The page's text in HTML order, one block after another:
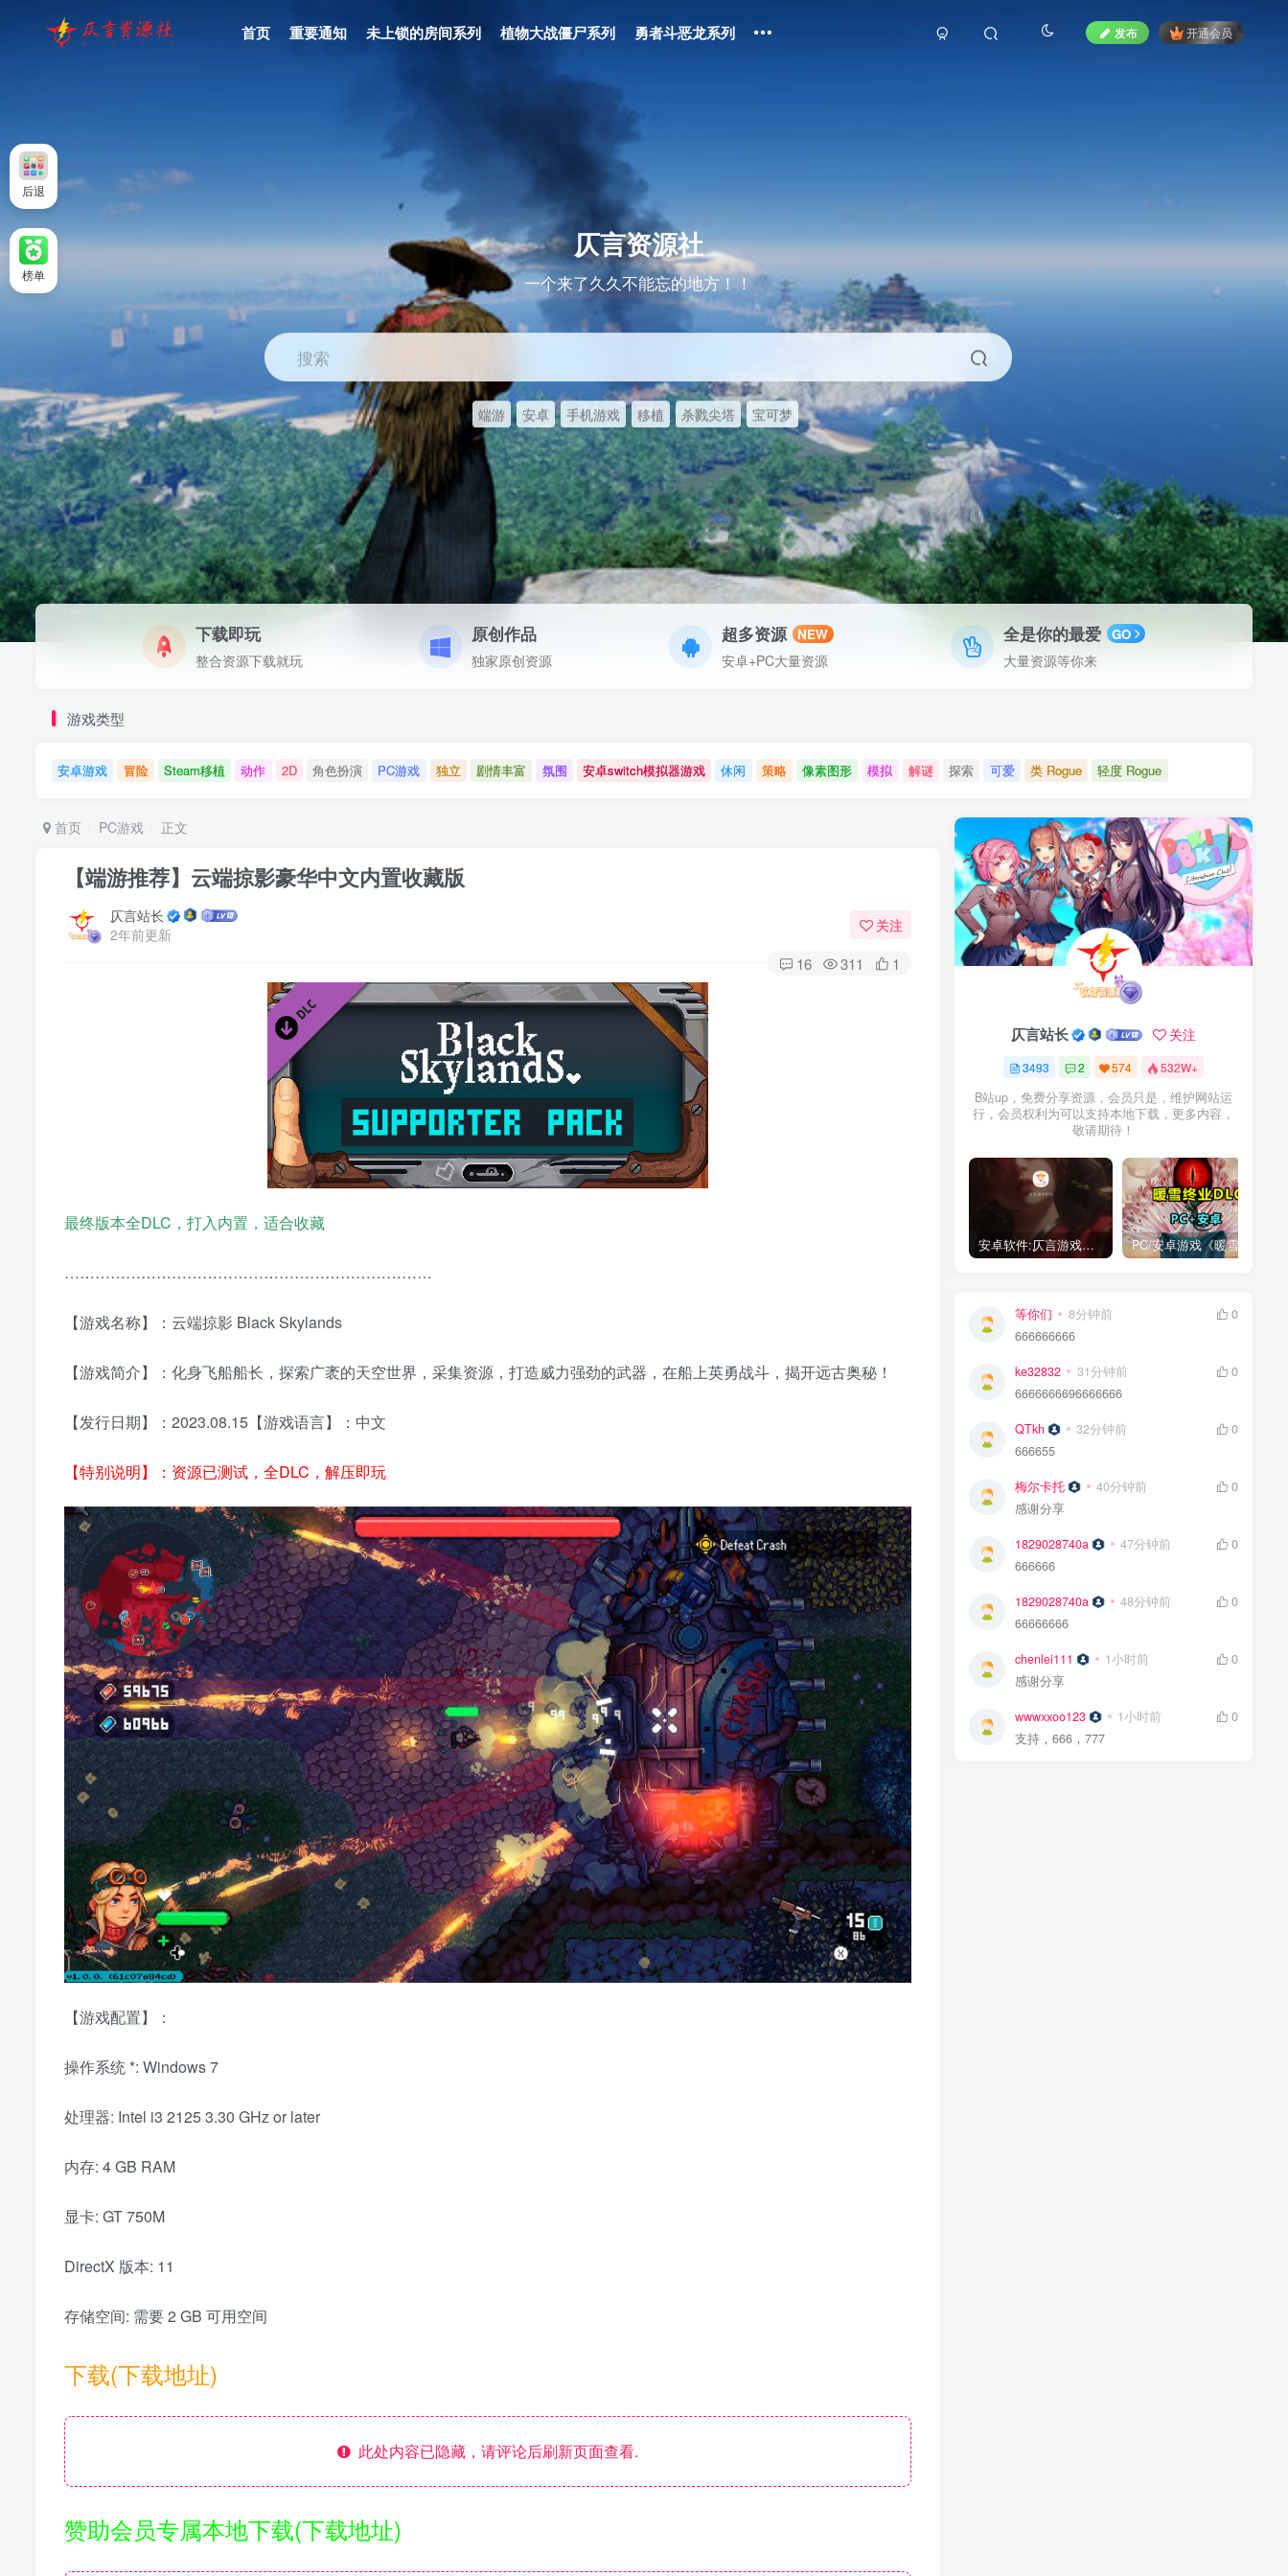
首页 重要通知 未上锁的房间系列 植物大战僵尸系列 勇者斗恶龙系列 发布 开通会员
仄言资源社
一个来了久久不能忘的地方！！
搜索
端游 安卓 手机游戏 移植 杀戮尖塔 宝可梦
下载即玩
整合资源下载就玩
原创作品
独家原创资源
超多资源 NEW
安卓+PC大量资源
全是你的最爱 GO
大量资源等你来
游戏类型
安卓游戏 冒险 Steam移植 动作 2D 角色扮演 PC游戏 独立 剧情丰富 氛围 安卓switch模拟器游戏 休闲 策略 像素图形 模拟 解谜 探索 可爱 类 Rogue 轻度 Rogue
首页 PC游戏 正文
【端游推荐】云端掠影豪华中文内置收藏版
仄言站长
2年前更新
关注
16 311 1
最终版本全DLC，打入内置，适合收藏
………………………………………………………………
【游戏名称】：云端掠影 Black Skylands
【游戏简介】：化身飞船船长，探索广袤的天空世界，采集资源，打造威力强劲的武器，在船上英勇战斗，揭开远古奥秘！
【发行日期】：2023.08.15【游戏语言】：中文
【特别说明】：资源已测试，全DLC，解压即玩
【游戏配置】：
操作系统 *: Windows 7
处理器: Intel i3 2125 3.30 GHz or later
内存: 4 GB RAM
显卡: GT 750M
DirectX 版本: 11
存储空间: 需要 2 GB 可用空间
下载(下载地址)
此处内容已隐藏，请评论后刷新页面查看.
赞助会员专属本地下载(下载地址)
仄言站长 关注
3493 2 574 532W+
B站up，免费分享资源，会员只是，维护网站运
行，会员权利为可以支持本地下载，更多内容，
敬请期待！
安卓软件:仄言游戏库4.0APP全新上架了！没有下的赶紧下载呀！
等你们 8分钟前
0
666666666
ke32832 31分钟前
0
6666666696666666
QTkh 32分钟前
0
666655
梅尔卡托 40分钟前
0
感谢分享
1829028740a 47分钟前
0
666666
1829028740a 48分钟前
0
66666666
chenlei111 1小时前
0
感谢分享
wwwxxoo123 1小时前
0
支持，666，777
后退
榜单